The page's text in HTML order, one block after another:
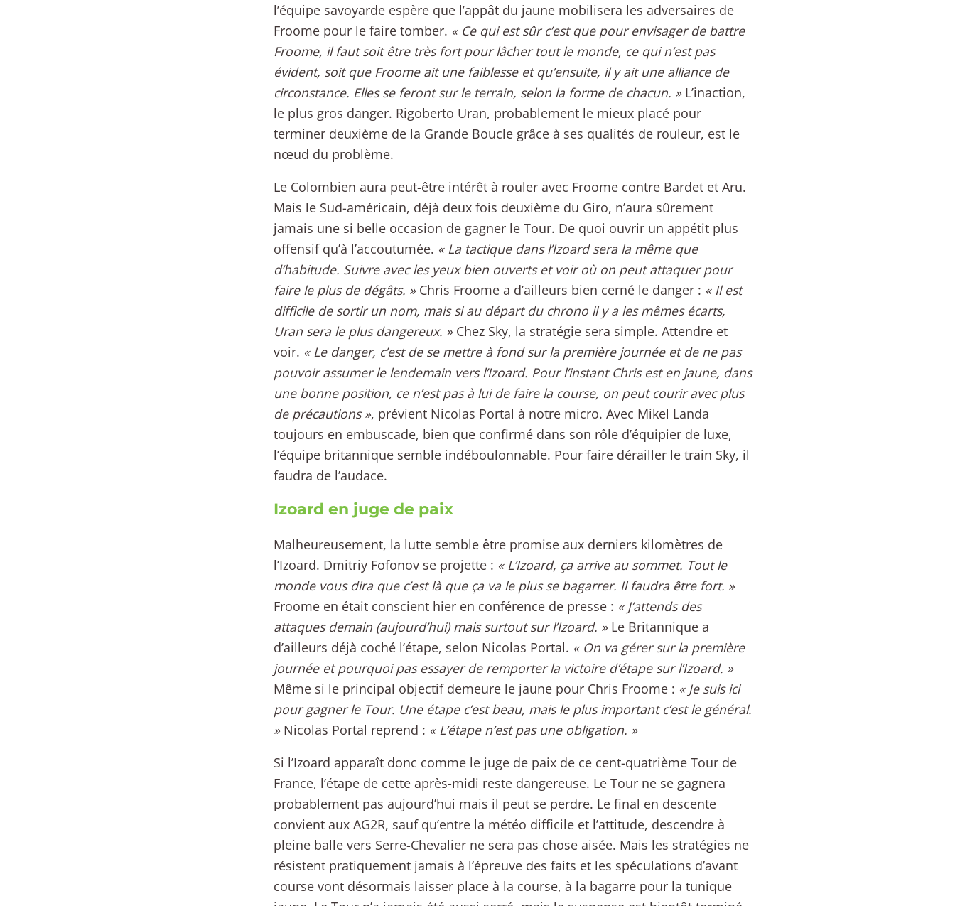
l’équipe savoyarde espère que l’appât du jaune mobilisera les adversaires de
Froome pour le faire tomber. « Ce qui est sûr c’est que pour envisager de battre
Froome, il faut soit être très fort pour lâcher tout le monde, ce qui n’est pas
évident, soit que Froome ait une faiblesse et qu’ensuite, il y ait une alliance de
circonstance. Elles se feront sur le terrain, selon la forme de chacun. »L’inaction,
le plus gros danger. Rigoberto Uran, probablement le mieux placé pour
terminer deuxième de la Grande Boucle grâce à ses qualités de rouleur, est le
nœud du problème.
Le Colombien aura peut-être intérêt à rouler avec Froome contre Bardet et Aru.
Mais le Sud-américain, déjà deux fois deuxième du Giro, n’aura sûrement
jamais une si belle occasion de gagner le Tour. De quoi ouvrir un appétit plus
offensif qu’à l’accoutumée. « La tactique dans l’Izoard sera la même que
d’habitude. Suivre avec les yeux bien ouverts et voir où on peut attaquer pour
faire le plus de dégâts. »Chris Froome a d’ailleurs bien cerné le danger : « Il est
difficile de sortir un nom, mais si au départ du chrono il y a les mêmes écarts,
Uran sera le plus dangereux. »Chez Sky, la stratégie sera simple. Attendre et
voir. « Le danger, c’est de se mettre à fond sur la première journée et de ne pas
pouvoir assumer le lendemain vers l’Izoard. Pour l’instant Chris est en jaune, dans
une bonne position, ce n’est pas à lui de faire la course, on peut courir avec plus
de précautions », prévient Nicolas Portal à notre micro. Avec Mikel Landa
toujours en embuscade, bien que confirmé dans son rôle d’équipier de luxe,
l’équipe britannique semble indéboulonnable. Pour faire dérailler le train Sky, il
faudra de l’audace.
Izoard en juge de paix
Malheureusement, la lutte semble être promise aux derniers kilomètres de
l’Izoard. Dmitriy Fofonov se projette : « L’Izoard, ça arrive au sommet. Tout le
monde vous dira que c’est là que ça va le plus se bagarrer. Il faudra être fort. »
Froome en était conscient hier en conférence de presse : « J’attends des
attaques demain (aujourd’hui) mais surtout sur l’Izoard. »Le Britannique a
d’ailleurs déjà coché l’étape, selon Nicolas Portal. « On va gérer sur la première
journée et pourquoi pas essayer de remporter la victoire d’étape sur l’Izoard. »
Même si le principal objectif demeure le jaune pour Chris Froome : « Je suis ici
pour gagner le Tour. Une étape c’est beau, mais le plus important c’est le général.
»Nicolas Portal reprend : « L’étape n’est pas une obligation. »
Si l’Izoard apparaît donc comme le juge de paix de ce cent-quatrième Tour de
France, l’étape de cette après-midi reste dangereuse. Le Tour ne se gagnera
probablement pas aujourd’hui mais il peut se perdre. Le final en descente
convient aux AG2R, sauf qu’entre la météo difficile et l’attitude, descendre à
pleine balle vers Serre-Chevalier ne sera pas chose aisée. Mais les stratégies ne
résistent pratiquement jamais à l’épreuve des faits et les spéculations d’avant
course vont désormais laisser place à la course, à la bagarre pour la tunique